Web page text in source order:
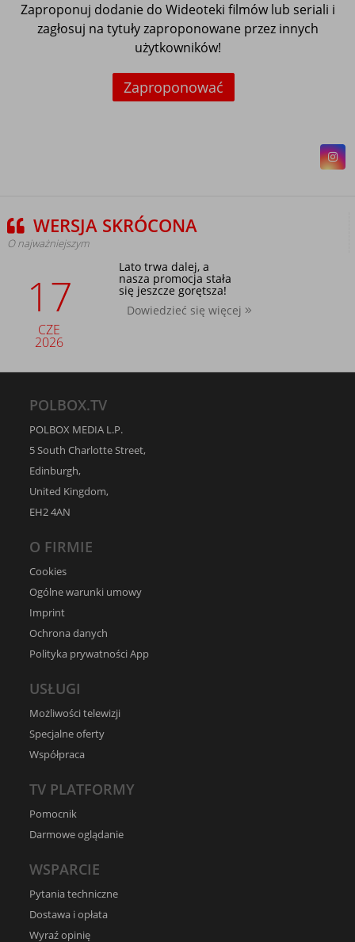
Zaproponuj dodanie do Wideoteki filmów lub seriali i
zagłosuj na tytuły zaproponowane przez innych
użytkowników!
Zaproponować
WERSJA SKRÓCONA
O najważniejszym
17
CZE
2026
Lato trwa dalej, a
nasza promocja stała
się jeszcze gorętsza!
Dowiedzieć się więcej
POLBOX.TV
POLBOX MEDIA L.P.
5 South Charlotte Street,
Edinburgh,
United Kingdom,
EH2 4AN
O FIRMIE
Cookies
Ogólne warunki umowy
Imprint
Ochrona danych
Polityka prywatności App
USŁUGI
Możliwości telewizji
Specjalne oferty
Współpraca
TV PLATFORMY
Pomocnik
Darmowe oglądanie
WSPARCIE
Pytania techniczne
Dostawa i opłata
Wyraź opinię